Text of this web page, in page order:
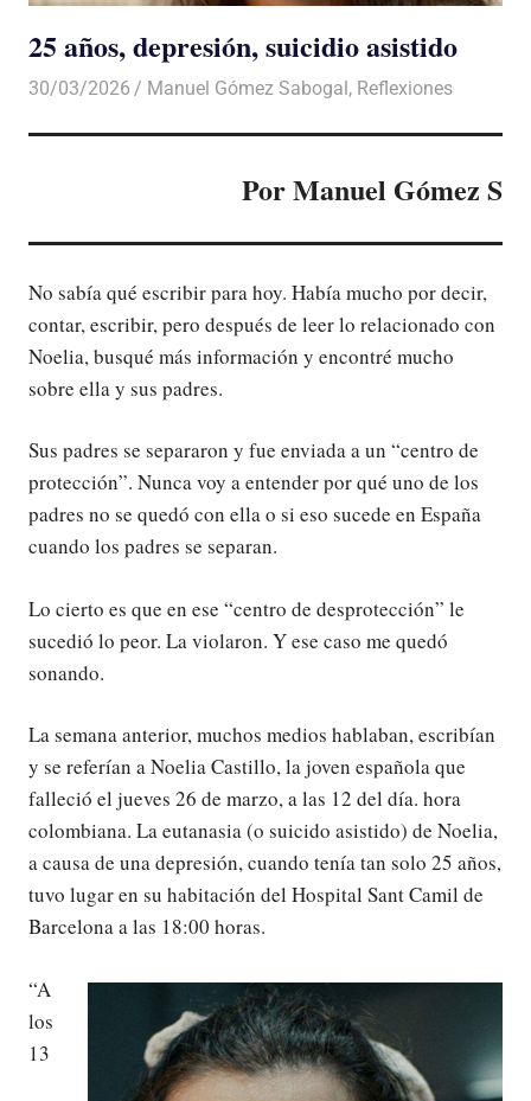
25 años, depresión, suicidio asistido
30/03/2026 De todo un Poco
Manuel Gómez Sabogal, Reflexiones
Por Manuel Gómez S
No sabía qué escribir para hoy. Había mucho por decir,
contar, escribir, pero después de leer lo relacionado con
Noelia, busqué más información y encontré mucho
sobre ella y sus padres.
Sus padres se separaron y fue enviada a un “centro de
protección”. Nunca voy a entender por qué uno de los
padres no se quedó con ella o si eso sucede en España
cuando los padres se separan.
Lo cierto es que en ese “centro de desprotección” le
sucedió lo peor. La violaron. Y ese caso me quedó
sonando.
La semana anterior, muchos medios hablaban, escribían
y se referían a Noelia Castillo, la joven española que
falleció el jueves 26 de marzo, a las 12 del día. hora
colombiana. La eutanasia (o suicido asistido) de Noelia,
a causa de una depresión, cuando tenía tan solo 25 años,
tuvo lugar en su habitación del Hospital Sant Camil de
Barcelona a las 18:00 horas.
“A
los
13